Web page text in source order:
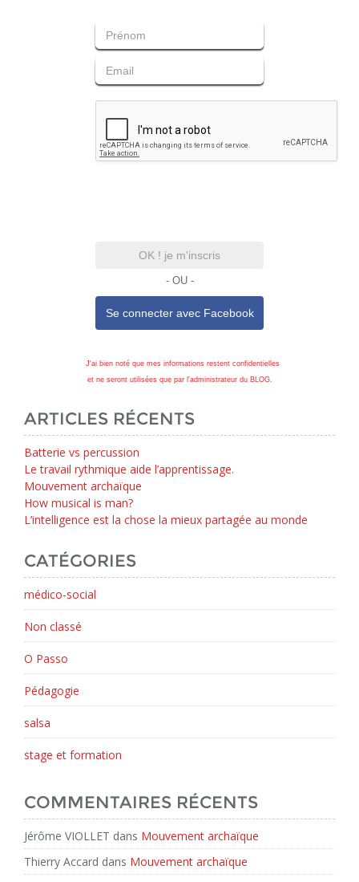
OK ! je m'inscris
- OU -
Se connecter avec Facebook
J'ai bien noté que mes informations restent confidentielles
et ne seront utilisées que par l'administrateur du BLOG.
ARTICLES RÉCENTS
Batterie vs percussion
Le travail rythmique aide l’apprentissage.
Mouvement archaïque
How musical is man?
L’intelligence est la chose la mieux partagée au monde
CATÉGORIES
médico-social
Non classé
O Passo
Pédagogie
salsa
stage et formation
COMMENTAIRES RÉCENTS
Jérôme VIOLLET dans Mouvement archaïque
Thierry Accard dans Mouvement archaïque